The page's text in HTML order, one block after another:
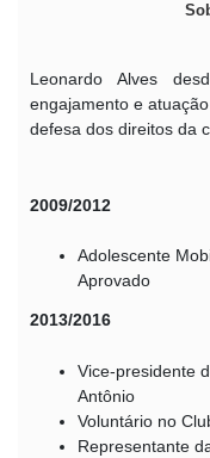
Leonardo Alves
engajamento e
defesa dos direitos da
2009/2012
Adolescente
Aprovado
2013/2016
Vice-presidente
Antônio
Voluntário no
Representante